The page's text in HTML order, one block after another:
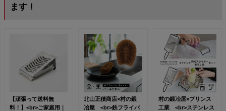
ます！
【頑張って送料無
料！】<br>ご家庭用｜
北山正積商店×村の鍛
冶屋 <br>鉄フライパ
村の鍛冶屋×プリンス
工業 <br>ステンレス